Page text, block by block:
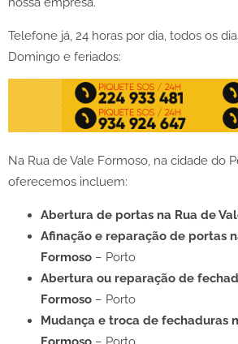
Telefone já, 24 horas por dia, todos os
Domingo e feriados:
Na Rua de Vale Formoso, na cidade do
oferecemos incluem:
Abertura de portas na Rua de
Afinação e reparação de portas
Formoso – Porto
Abertura ou reparação de
Formoso – Porto
Mudança e troca de fechaduras